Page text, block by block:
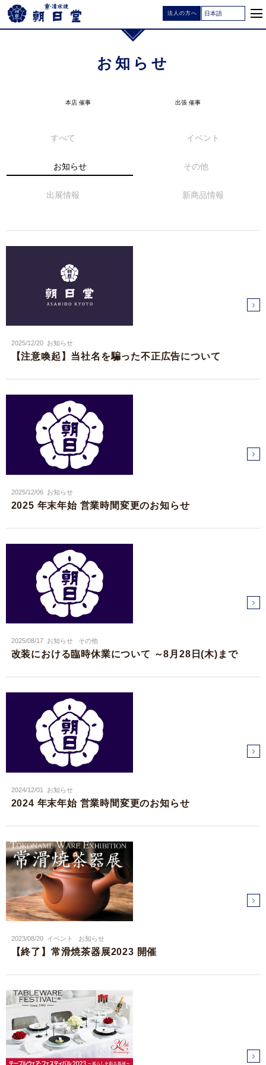
法人の方へ
お知らせ
本店 催事 出張 催事
すべて イベント
お知らせ その他
出展情報 新商品情報
2025/12/20 お知らせ
【注意喚起】当社名を騙った不正広告について
2025/12/06 お知らせ
2025 年末年始 営業時間変更のお知らせ
2025/08/17 お知らせ その他
改装における臨時休業について ～8月28日(木)まで
2024/12/01 お知らせ
2024 年末年始 営業時間変更のお知らせ
2023/08/20 イベント お知らせ
【終了】常滑焼茶器展2023 開催